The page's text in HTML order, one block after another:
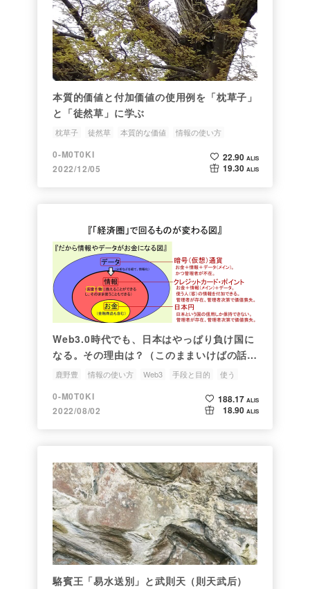
本質的価値と付加価値の使用例を「枕草子」
と「徒然草」に学ぶ
枕草子 徒然草 本質的な価値
情報の使い方
人文科学を使う
0-M0T0KI
2022/12/05
22.90 ALIS
19.30 ALIS
Web3.0時代でも、日本はやっぱり負け国に
なる。その理由は？（このままいけばの話で
す）
鹿野豊 情報の使い方 Web3 手段と目的 使う
0-M0T0KI
2022/08/02
188.17 ALIS
18.90 ALIS
駱賓王「易水送別」と武則天（則天武后）